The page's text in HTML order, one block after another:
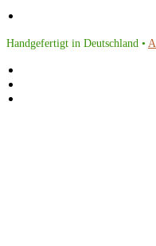
Handgefertigt in Deutschland •